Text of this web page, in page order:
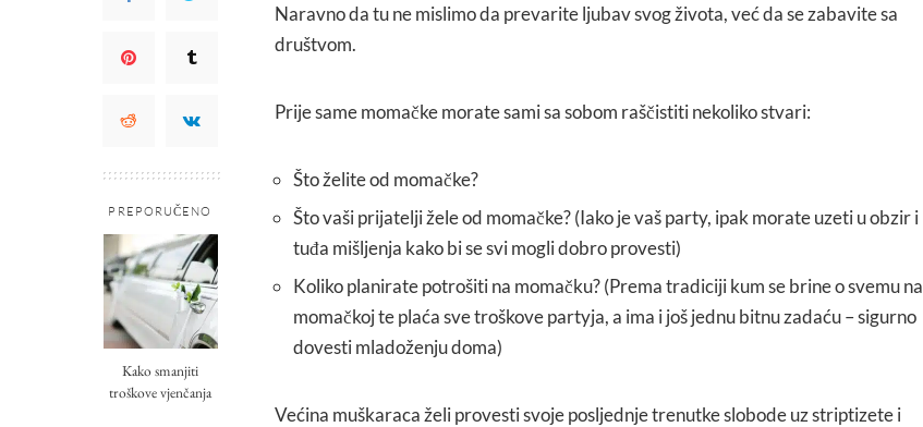
PREPORUČENO
Kako smanjiti
troškove vjenčanja
Naravno da tu ne mislimo da prevarite ljubav svog života, već da se zabavite sa
društvom.
Prije same momačke morate sami sa sobom raščistiti nekoliko stvari:
Što želite od momačke?
Što vaši prijatelji žele od momačke? (Iako je vaš party, ipak morate uzeti u obzir i
tuđa mišljenja kako bi se svi mogli dobro provesti)
Koliko planirate potrošiti na momačku? (Prema tradiciji kum se brine o svemu na
momačkoj te plaća sve troškove partyja, a ima i još jednu bitnu zadaću – sigurno
dovesti mladoženju doma)
Većina muškaraca želi provesti svoje posljednje trenutke slobode uz striptizete i